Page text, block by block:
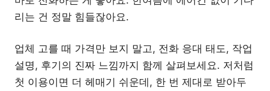
리는 건 정말 힘들잖아요.
업체 고를 때 가격만 보지 말고, 전화 응대 태도, 작업
설명, 후기의 진짜 느낌까지 함께 살펴보세요. 저처럼
첫 이용이면 더 헤매기 쉬운데, 한 번 제대로 받아두